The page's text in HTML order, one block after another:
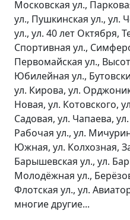
Московская ул.,
ул., Пушкинская ул., ул.
ул., ул. 40 лет Октября,
Спортивная ул.,
Первомайская ул.,
Юбилейная ул.,
ул. Кирова, ул.
Новая, ул. Котовского,
Садовая, ул. Чапаева,
Рабочая ул., ул.
Южная, ул. Колхозная,
Барышевская ул., ул.
Молодёжная ул.,
Флотская ул., ул.
многие другие...